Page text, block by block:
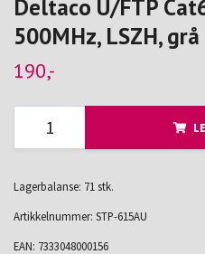
Deltaco U/FTP
500MHz, LSZH, grå
190,-
Lagerbalanse: 71 stk.
Artikkelnummer: STP-615AU
EAN: 7333048000156